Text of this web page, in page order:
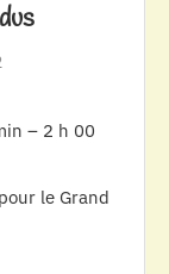
– 2 h 00
le Grand